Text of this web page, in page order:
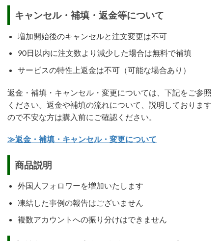
キャンセル・補填・返金等について
増加開始後のキャンセルと注文変更は不可
90日以内に注文数より減少した場合は無料で補填
サービスの特性上返金は不可（可能な場合あり）
返金・補填・キャンセル・変更については、下記をご参照
ください。返金や補填の流れについて、説明しております
ので不安な方は購入前にご確認ください。
≫返金・補填・キャンセル・変更について
商品説明
外国人フォロワーを増加いたします
凍結した事例の報告はございません
複数アカウントへの振り分けはできません